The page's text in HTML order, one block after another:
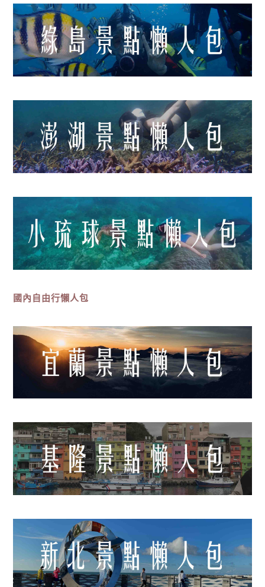
國內自由行懶人包